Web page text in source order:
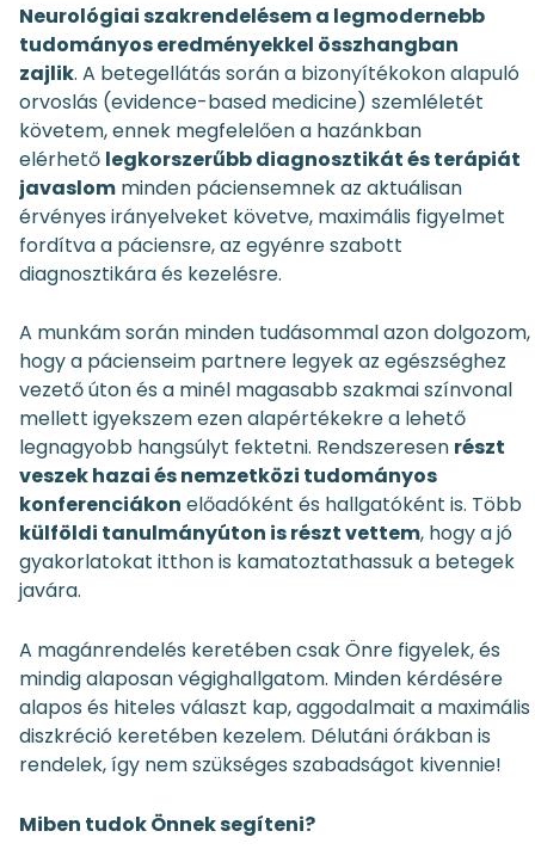
Neurológiai szakrendelésem a legmodernebb
tudományos eredményekkel összhangban
zajlik. A betegellátás során a bizonyítékokon alapuló
orvoslás (evidence-based medicine) szemléletét
követem, ennek megfelelően a hazánkban
elérhető legkorszerűbb diagnosztikát és terápiát
javaslom minden páciensemnek az aktuálisan
érvényes irányelveket követve, maximális figyelmet
fordítva a páciensre, az egyénre szabott
diagnosztikára és kezelésre.
A munkám során minden tudásommal azon dolgozom,
hogy a pácienseim partnere legyek az egészséghez
vezető úton és a minél magasabb szakmai színvonal
mellett igyekszem ezen alapértékekre a lehető
legnagyobb hangsúlyt fektetni. Rendszeresen részt
veszek hazai és nemzetközi tudományos
konferenciákon előadóként és hallgatóként is. Több
külföldi tanulmányúton is részt vettem, hogy a jó
gyakorlatokat itthon is kamatoztathassuk a betegek
javára.
A magánrendelés keretében csak Önre figyelek, és
mindig alaposan végighallgatom. Minden kérdésére
alapos és hiteles választ kap, aggodalmait a maximális
diszkréció keretében kezelem. Délutáni órákban is
rendelek, így nem szükséges szabadságot kivennie!
Miben tudok Önnek segíteni?